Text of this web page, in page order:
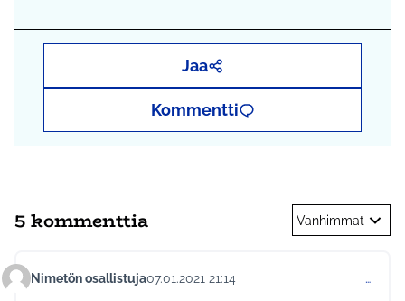
Jaa
Kommentti
5 kommenttia Vanhimmat
Kommentti 411
Nimetön osallistuja07.01.2021 21:14 …